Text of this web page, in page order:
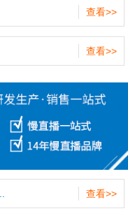
查看>>
查看>>
查看>>